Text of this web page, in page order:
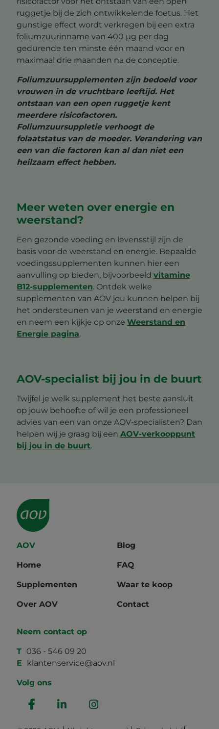
ruggetje bij de zich ontwikkelende foetus. Het
gunstige effect wordt verkregen bij een extra
foliumzuurinname van 400 μg per dag
gedurende ten minste één maand voor en
maximaal drie maanden na de conceptie.
Foliumzuursupplementen zijn bedoeld voor
vrouwen in de vruchtbare leeftijd. Het
ontstaan van een open ruggetje kent
meerdere risicofactoren.
Foliumzuursuppletie verhoogt de
folaatstatus van de moeder. Verandering van
een van die factoren kan al dan niet een
heilzaam effect hebben.
Meer weten over energie en
weerstand?
Een gezonde voeding en levensstijl zijn de
basis voor de weerstand en energie. Bepaalde
voedingssupplementen kunnen hier een
aanvulling op bieden, bijvoorbeeld vitamine
B12-supplementen. Ontdek welke
supplementen van AOV jou kunnen helpen bij
het ondersteunen van je weerstand en energie
en neem een kijkje op onze Weerstand en
Energie pagina.
AOV-specialist bij jou in de buurt
Twijfel je welk supplement het beste aansluit
op jouw behoefte of wil je een professioneel
advies van een van onze AOV-specialisten? Dan
helpen wij je graag bij een AOV-verkooppunt
bij jou in de buurt.
AOV
Home
Supplementen
Over AOV
Blog
FAQ
Waar te koop
Contact
Neem contact op
T 036 - 546 09 20
E
klantenservice@aov.nl
Volg ons